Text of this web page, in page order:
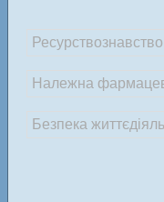
Належна
Безпека